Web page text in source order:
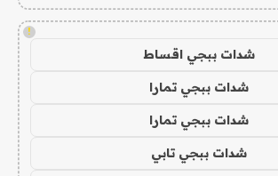
!
شدات ببجي اقساط
شدات ببجي تمارا
شدات ببجي تمارا
شدات ببجي تابي